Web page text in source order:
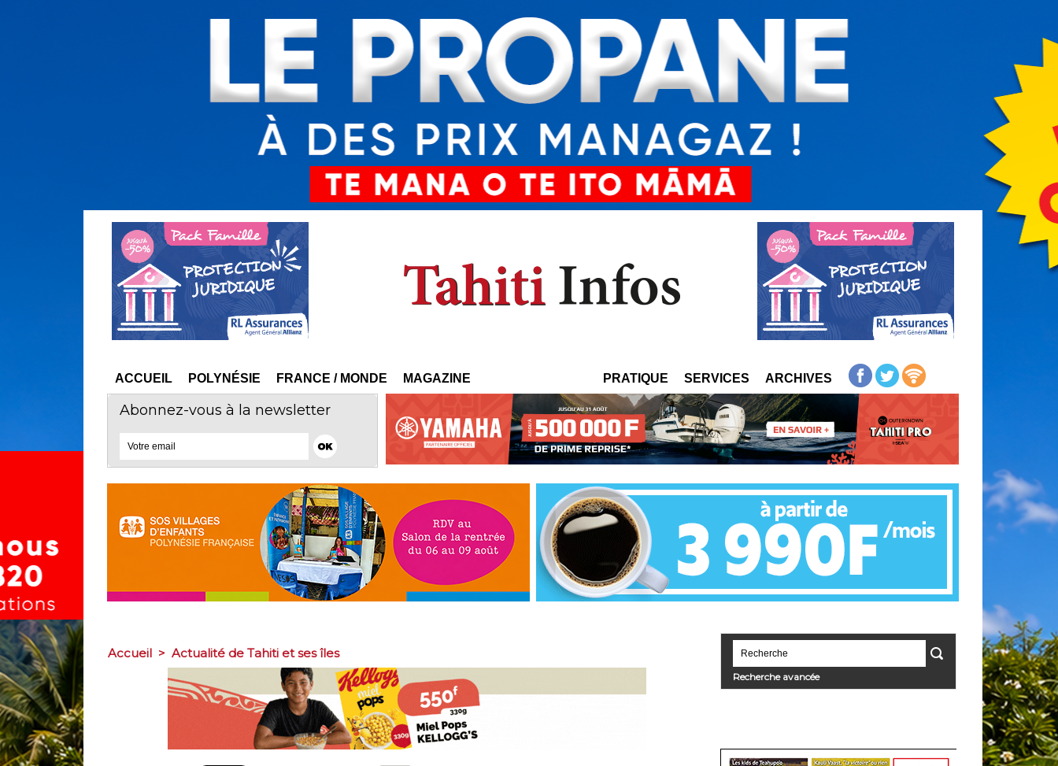
ACCUEIL POLYNÉSIE FRANCE / MONDE MAGAZINE PRATIQUE SERVICES ARCHIVES
Abonnez-vous à la newsletter
Accueil > Actualité de Tahiti et ses îles
Recherche avancée